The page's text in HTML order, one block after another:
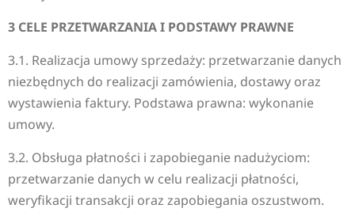
3 CELE PRZETWARZANIA I PODSTAWY PRAWNE
3.1. Realizacja umowy sprzedaży: przetwarzanie danych
niezbędnych do realizacji zamówienia, dostawy oraz
wystawienia faktury. Podstawa prawna: wykonanie
umowy.
3.2. Obsługa płatności i zapobieganie nadużyciom:
przetwarzanie danych w celu realizacji płatności,
weryfikacji transakcji oraz zapobiegania oszustwom.